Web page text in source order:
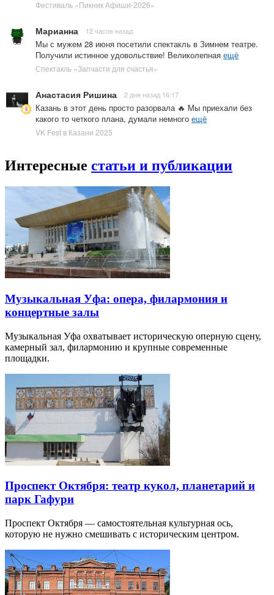
Фестиваль «Пикник Афиши-2026»
Марианна 12 часов назад
Мы с мужем 28 июня посетили спектакль в Зимнем театре.
Получили истинное удовольствие! Великолепная ещё
Спектакль «Запчасти для счастья»
Анастасия Ришина 2 дня назад 16:17
Казань в этот день просто разорвала 🔥 Мы приехали без
какого то четкого плана, думали немного ещё
VK Fest в Казани 2025
Интересные статьи и публикации
Музыкальная Уфа: опера, филармония и
концертные залы
Музыкальная Уфа охватывает историческую оперную сцену,
камерный зал, филармонию и крупные современные
площадки.
Проспект Октября: театр кукол, планетарий и
парк Гафури
Проспект Октября — самостоятельная культурная ось,
которую не нужно смешивать с историческим центром.